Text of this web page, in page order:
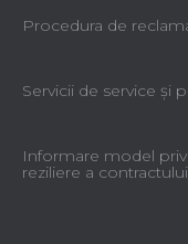
Procedura de
Servicii de service şi
Informare model
reziliere a contractului